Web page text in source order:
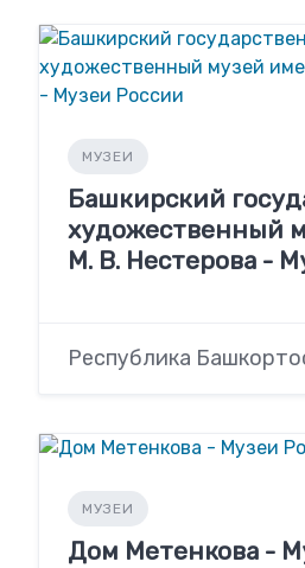
МУЗЕИ
Башкирский
художественный
М. В. Нестерова -
Республика
МУЗЕИ
Дом Метенкова -